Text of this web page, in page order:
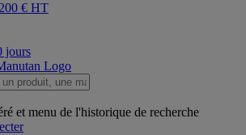
€ HT
jours
et menu de l'historique de recherche